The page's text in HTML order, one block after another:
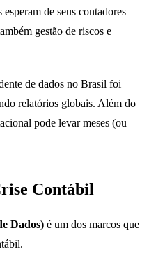
esperam de seus contadores
gestão de riscos e
de dados no Brasil foi
relatórios globais. Além do
pode levar meses (ou
Contábil
Dados) é um dos marcos que